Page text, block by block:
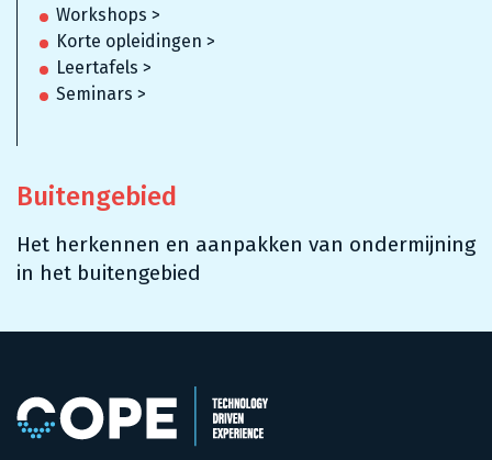
Workshops >
Korte opleidingen >
Leertafels >
Seminars >
Buitengebied
Het herkennen en aanpakken van ondermijning
in het buitengebied